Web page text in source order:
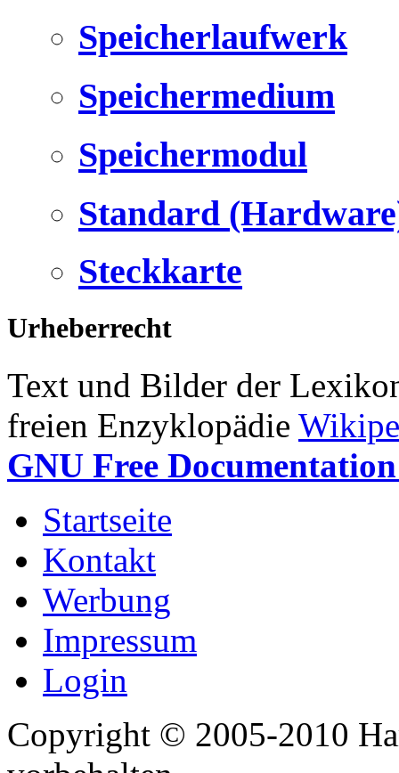
Speicherlaufwerk
Speichermedium
Speichermodul
Standard
Steckkarte
Urheberrecht
Text und Bilder der
freien Enzyklopädie
GNU Free
Startseite
Kontakt
Werbung
Impressum
Login
Copyright © 2005-2010